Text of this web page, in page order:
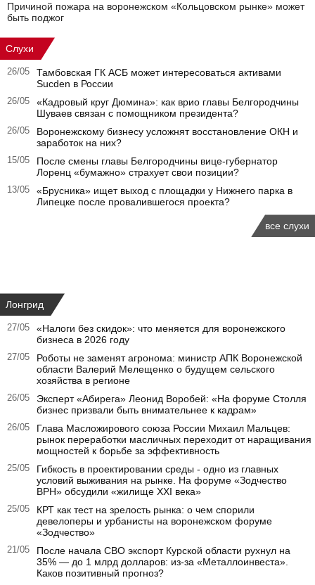
Причиной пожара на воронежском «Кольцовском рынке» может
быть поджог
Слухи
26/05
Тамбовская ГК АСБ может интересоваться активами
Sucden в России
26/05
«Кадровый круг Дюмина»: как врио главы Белгородчины
Шуваев связан с помощником президента?
26/05
Воронежскому бизнесу усложнят восстановление ОКН и
заработок на них?
15/05
После смены главы Белгородчины вице-губернатор
Лоренц «бумажно» страхует свои позиции?
13/05
«Брусника» ищет выход с площадки у Нижнего парка в
Липецке после провалившегося проекта?
все слухи
Лонгрид
27/05
«Налоги без скидок»: что меняется для воронежского
бизнеса в 2026 году
27/05
Роботы не заменят агронома: министр АПК Воронежской
области Валерий Мелещенко о будущем сельского
хозяйства в регионе
26/05
Эксперт «Абирега» Леонид Воробей: «На форуме Столля
бизнес призвали быть внимательнее к кадрам»
26/05
Глава Масложирового союза России Михаил Мальцев:
рынок переработки масличных переходит от наращивания
мощностей к борьбе за эффективность
25/05
Гибкость в проектировании среды - одно из главных
условий выживания на рынке. На форуме «Зодчество
ВРН» обсудили «жилище XXI века»
25/05
КРТ как тест на зрелость рынка: о чем спорили
девелоперы и урбанисты на воронежском форуме
«Зодчество»
21/05
После начала СВО экспорт Курской области рухнул на
35% — до 1 млрд долларов: из-за «Металлоинвеста».
Каков позитивный прогноз?